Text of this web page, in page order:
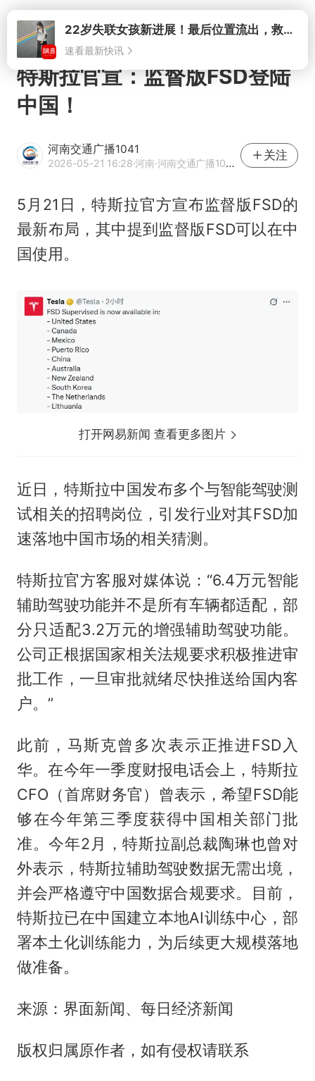
打开
特斯拉官宣：监督版FSD登陆
中国！
河南交通广播1041
2026-05-21 16:28·河南·河南交通广播1041官方网易号
关注
5月21日，特斯拉官方宣布监督版FSD的
最新布局，其中提到监督版FSD可以在中
国使用。
打开网易新闻 查看更多图片
近日，特斯拉中国发布多个与智能驾驶测
试相关的招聘岗位，引发行业对其FSD加
速落地中国市场的相关猜测。
特斯拉官方客服对媒体说：“6.4万元智能
辅助驾驶功能并不是所有车辆都适配，部
分只适配3.2万元的增强辅助驾驶功能。
公司正根据国家相关法规要求积极推进审
批工作，一旦审批就绪尽快推送给国内客
户。”
此前，马斯克曾多次表示正推进FSD入
华。在今年一季度财报电话会上，特斯拉
CFO（首席财务官）曾表示，希望FSD能
够在今年第三季度获得中国相关部门批
准。今年2月，特斯拉副总裁陶琳也曾对
外表示，特斯拉辅助驾驶数据无需出境，
并会严格遵守中国数据合规要求。目前，
特斯拉已在中国建立本地AI训练中心，部
署本土化训练能力，为后续更大规模落地
做准备。
来源：界面新闻、每日经济新闻
版权归属原作者，如有侵权请联系